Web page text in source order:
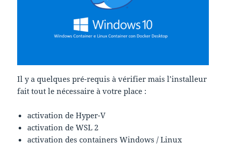
Il y a quelques pré-requis à vérifier mais l’installeur
fait tout le nécessaire à votre place :
activation de Hyper-V
activation de WSL 2
activation des containers Windows / Linux